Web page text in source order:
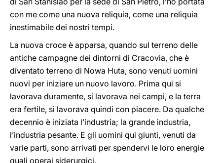
con me come una nuova reliquia, come una reliquia
inestimabile dei nostri tempi.
La nuova croce è apparsa, quando sul terreno delle
antiche campagne dei dintorni di Cracovia, che è
diventato terreno di Nowa Huta, sono venuti uomini
nuovi per iniziare un nuovo lavoro. Prima qui si
lavorava duramente, si lavorava nei campi, e la terra
era fertile, si lavorava quindi con piacere. Da qualche
decennio è iniziata l’industria; la grande industria,
l’industria pesante. E gli uomini qui giunti, venuti da
varie parti, sono arrivati per spendervi le loro energie
quali operai siderurgici.